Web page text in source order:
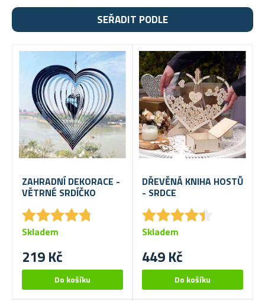
SEŘADIT PODLE
ZAHRADNÍ DEKORACE -
VĚTRNÉ SRDÍČKO
★★★★★
★★★★★
219 Kč
Skladem
DŘEVĚNÁ KNIHA HOSTŮ
- SRDCE
★★★★★
★★★★★
449 Kč
Skladem